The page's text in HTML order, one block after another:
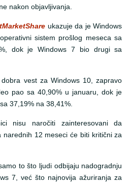
nakon objavljivanja.
ukazuje da je Windows
sistem prošlog meseca sa
dok je Windows 7 bio drugi sa
vest za Windows 10, zapravo
pao sa 40,90% u januaru, dok je
37,19% na 38,41%.
nisu naročiti zainteresovani da
narednih 12 meseci će biti kritični za
to što ljudi odbijaju nadogradnju
7, već što najnovija ažuriranja za